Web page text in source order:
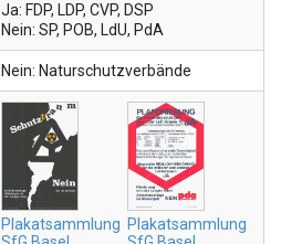
Ja: FDP, LDP, CVP, DSP
Nein: SP, POB, LdU, PdA
Nein: Naturschutzverbände
Plakatsammlung Plakatsammlung